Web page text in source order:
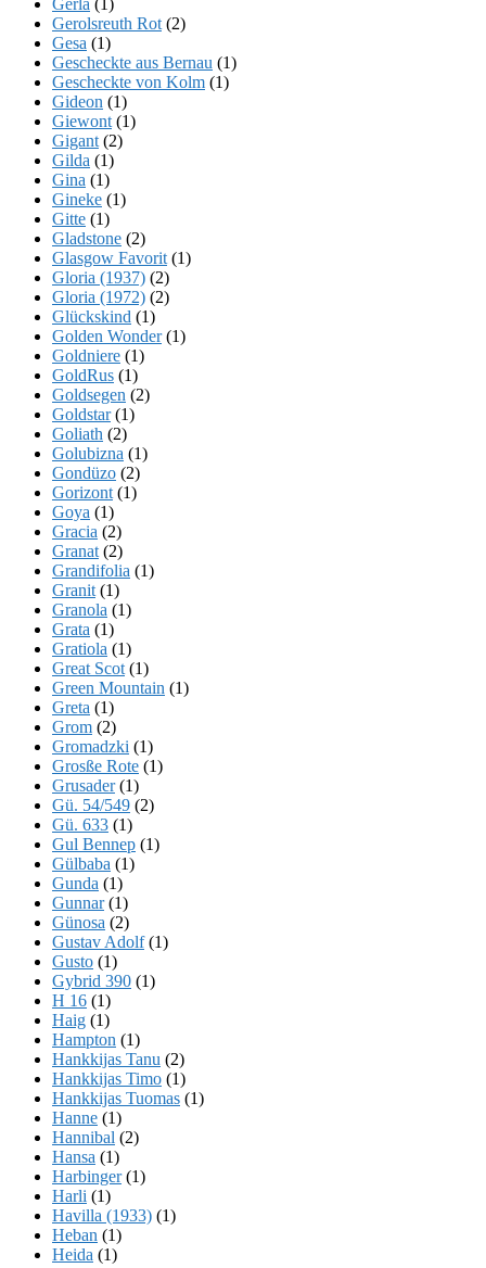
Gerolsreuth Rot (2)
Gesa (1)
Gescheckte aus Bernau (1)
Gescheckte von Kolm (1)
Gideon (1)
Giewont (1)
Gigant (2)
Gilda (1)
Gina (1)
Gineke (1)
Gitte (1)
Gladstone (2)
Glasgow Favorit (1)
Gloria (1937) (2)
Gloria (1972) (2)
Glückskind (1)
Golden Wonder(1)
Goldniere (1)
GoldRus (1)
Goldsegen (2)
Goldstar(1)
Goliath (2)
Golubizna (1)
Gondüzo (2)
Gorizont (1)
Goya (1)
Gracia (2)
Granat (2)
Grandifolia (1)
Granit (1)
Granola (1)
Grata (1)
Gratiola (1)
Great Scot (1)
Green Mountain (1)
Greta (1)
Grom (2)
Gromadzki (1)
Grosße Rote (1)
Grusader(1)
Gü. 54/549 (2)
Gü. 633 (1)
Gul Bennep (1)
Gülbaba (1)
Gunda (1)
Gunnar(1)
Günosa (2)
Gustav Adolf(1)
Gusto (1)
Gybrid 390 (1)
H 16 (1)
Haig (1)
Hampton (1)
Hankkijas Tanu (2)
Hankkijas Timo (1)
Hankkijas Tuomas (1)
Hanne (1)
Hannibal (2)
Hansa (1)
Harbinger(1)
Harli (1)
Havilla (1933) (1)
Heban (1)
Heida (1)